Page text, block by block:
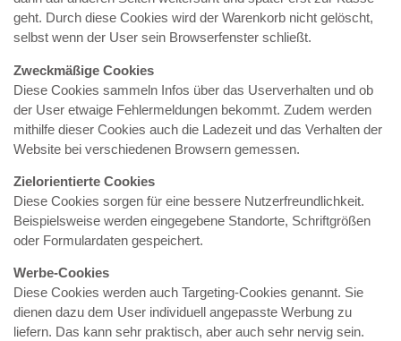
geht. Durch diese Cookies wird der Warenkorb nicht gelöscht,
selbst wenn der User sein Browserfenster schließt.
Zweckmäßige Cookies
Diese Cookies sammeln Infos über das Userverhalten und ob
der User etwaige Fehlermeldungen bekommt. Zudem werden
mithilfe dieser Cookies auch die Ladezeit und das Verhalten der
Website bei verschiedenen Browsern gemessen.
Zielorientierte Cookies
Diese Cookies sorgen für eine bessere Nutzerfreundlichkeit.
Beispielsweise werden eingegebene Standorte, Schriftgrößen
oder Formulardaten gespeichert.
Werbe-Cookies
Diese Cookies werden auch Targeting-Cookies genannt. Sie
dienen dazu dem User individuell angepasste Werbung zu
liefern. Das kann sehr praktisch, aber auch sehr nervig sein.